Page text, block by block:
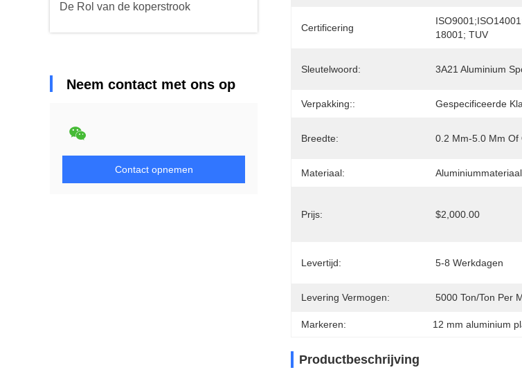
De Rol van de koperstrook
Neem contact met ons op
Contact opnemen
Certificering
18001; TUV
Sleutelwoord: 3A21 Aluminium
Verpakking:: Gespecificeerde
Breedte: 0.2 Mm-5.0 Mm Of
Materiaal: Aluminiummateriaal
Prijs: $2,000.00
Levertijd: 5-8 Werkdagen
Levering Vermogen: 5000 Ton/ton Per
Markeren: 12 mm aluminium
Productbeschrijving